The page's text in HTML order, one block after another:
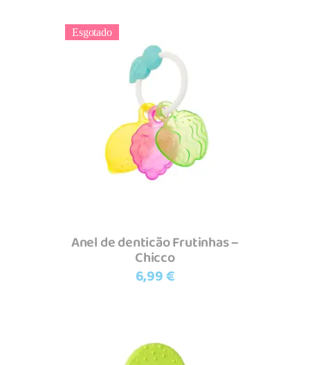
Esgotado
Ler mais
Anel de denticão Frutinhas –
Chicco
6,99€